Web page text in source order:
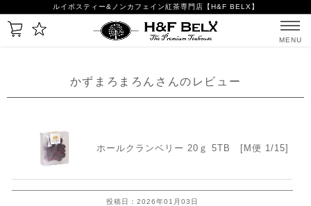
ルイボスティー&ノンカフェイン紅茶専門店【H&F BELX】
MENU
かずまろまろんさんのレビュー
ホールクランベリー 20ｇ 5TB [M便 1/15]
投稿日：2026年01月03日